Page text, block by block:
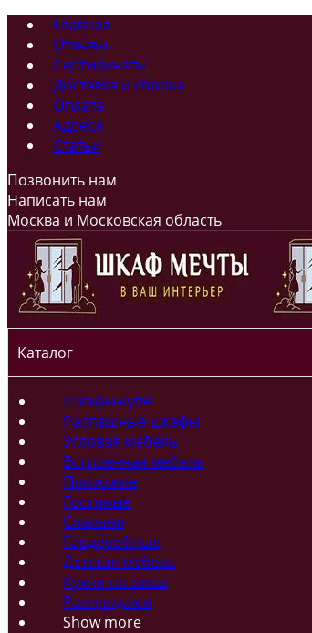
Главная
Отзывы
Сертификаты
Доставка и сборка
Оплата
Адреса
Статьи
Позвонить нам
Написать нам
Москва и Московская область
Каталог
Шкафы-купе
Распашные шкафы
Угловая мебель
Встроенная мебель
Прихожие
Гостиные
Спальни
Гардеробные
Детская мебель
Кухни на заказ
Распродажи
Show more